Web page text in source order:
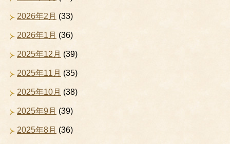
2026年2月 (33)
2026年1月 (36)
2025年12月 (39)
2025年11月 (35)
2025年10月 (38)
2025年9月 (39)
2025年8月 (36)